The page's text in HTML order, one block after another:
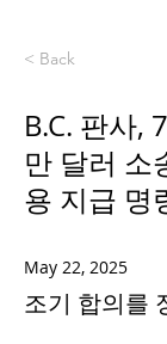
< Back
B.C. 판사,
만 달러 소
용 지급 명
May 22, 2025
조기 합의를